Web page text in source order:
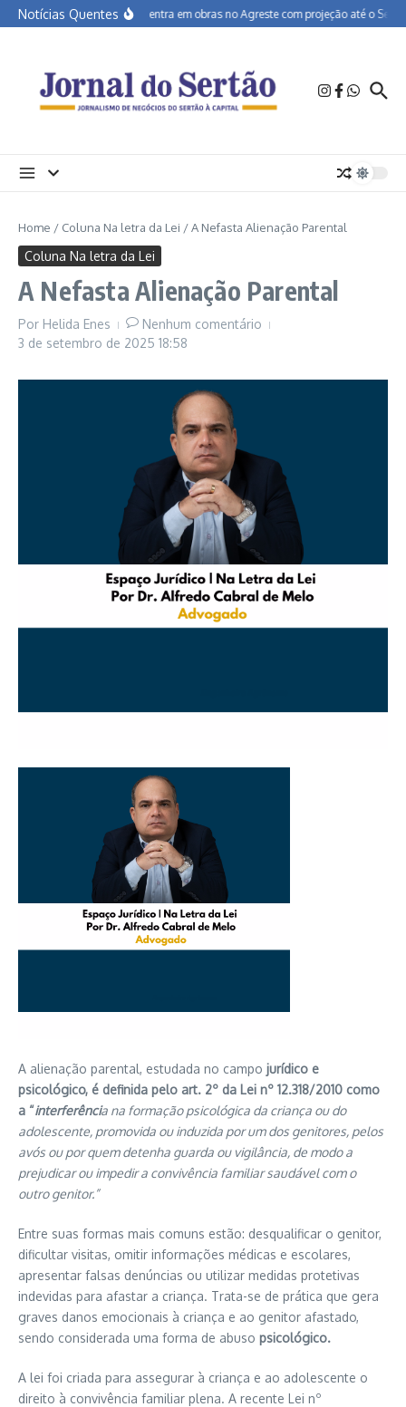
Ir para o conteúdo
Notícias QuentesBR-232 entra em obras no Agreste com projeção até o Sertão
Home / Coluna Na letra da Lei /A Nefasta Alienação Parental
Coluna Na letra da Lei
A Nefasta Alienação Parental
Por Helida Enes
Nenhum comentário
3 de setembro de 2025 18:58
A alienação parental, estudada no campo jurídico e
psicológico, é definida pelo art. 2º da Lei nº 12.318/2010 como
a “interferência na formação psicológica da criança ou do
adolescente, promovida ou induzida por um dos genitores, pelos
avós ou por quem detenha guarda ou vigilância, de modo a
prejudicar ou impedir a convivência familiar saudável com o
outro genitor.”
Entre suas formas mais comuns estão: desqualificar o genitor,
dificultar visitas, omitir informações médicas e escolares,
apresentar falsas denúncias ou utilizar medidas protetivas
indevidas para afastar a criança. Trata-se de prática que gera
graves danos emocionais à criança e ao genitor afastado,
sendo considerada uma forma de abuso psicológico.
A lei foi criada para assegurar à criança e ao adolescente o
direito à convivência familiar plena. A recente Lei nº